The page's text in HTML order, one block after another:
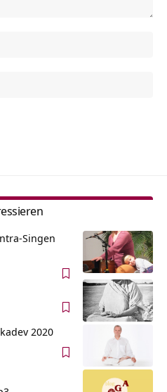
Singen
2020